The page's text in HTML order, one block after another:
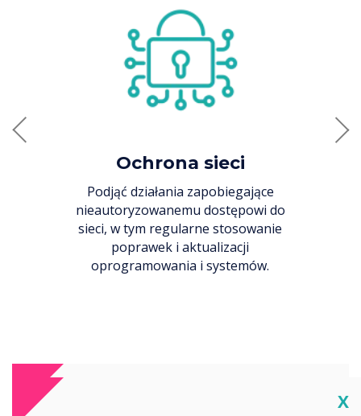
Previous
zapobiegające
dostępowi do
stosowanie
i systemów.
Kontrola dostępu
Wdróż mechanizmy kontroli, które
zagwarantują, że dostęp do
systemów, danych i sieci będą miały
wyłącznie osoby upoważnione.
X